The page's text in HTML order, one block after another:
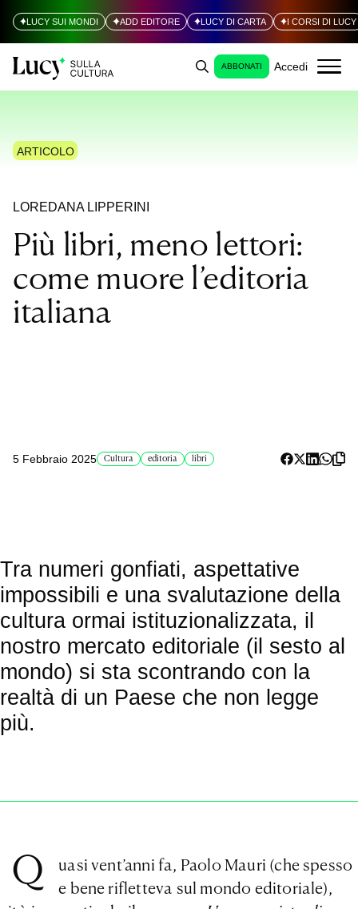
LUCY SUI MONDI ADD EDITORE LUCY DI CARTA I CORSI DI LUCY
ABBONATI Accedi
ARTICOLO
LOREDANA LIPPERINI
Più libri, meno lettori:
come muore l’editoria
italiana
5 Febbraio 2025 Cultura editoria libri
Tra numeri gonfiati, aspettative
impossibili e una svalutazione della
cultura ormai istituzionalizzata, il
nostro mercato editoriale (il sesto al
mondo) si sta scontrando con la
realtà di un Paese che non legge
più.
Q
uasi vent’anni fa, Paolo Mauri (che spesso
e bene rifletteva sul mondo editoriale),